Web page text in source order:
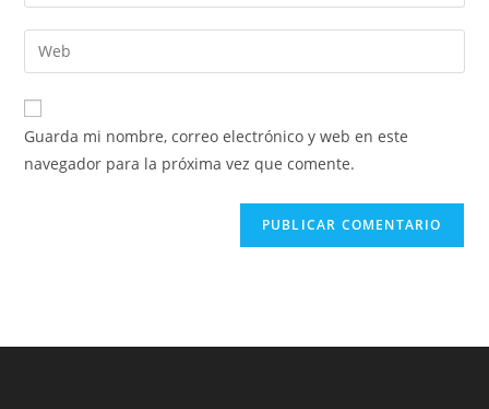
Guarda mi nombre, correo electrónico y web en este
navegador para la próxima vez que comente.